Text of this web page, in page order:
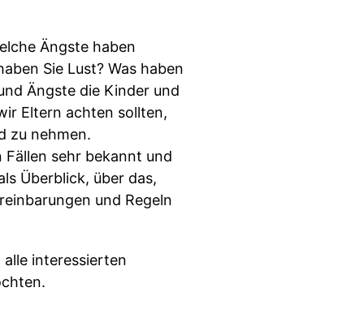
Ängste haben
Sie Lust? Was haben
Ängste die Kinder und
Eltern achten sollten,
zu nehmen.
sehr bekannt und
Überblick, über das,
und Regeln
interessierten